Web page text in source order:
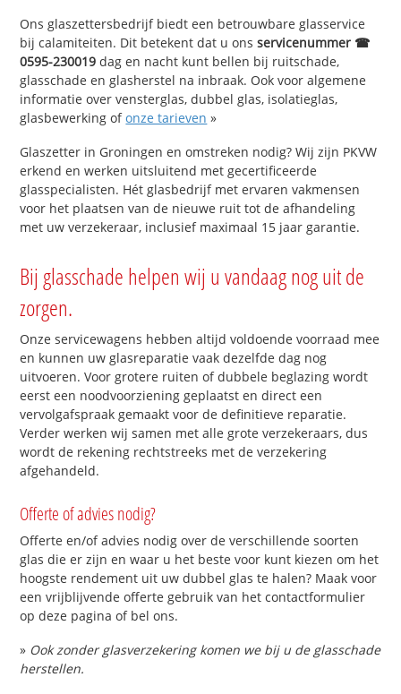
Ons glaszettersbedrijf biedt een betrouwbare glasservice
bij calamiteiten. Dit betekent dat u onsservicenummer ☎
0595-230019 dag en nacht kunt bellen bij ruitschade,
glasschade en glasherstel na inbraak. Ook voor algemene
informatie over vensterglas, dubbel glas, isolatieglas,
glasbewerking ofonze tarieven »
Glaszetter in Groningen en omstreken nodig? Wij zijn PKVW
erkend en werken uitsluitend met gecertificeerde
glasspecialisten. Hét glasbedrijf met ervaren vakmensen
voor het plaatsen van de nieuwe ruit tot de afhandeling
met uw verzekeraar, inclusief maximaal 15 jaar garantie.
Bij glasschade helpen wij u vandaag nog uit de
zorgen.
Onze servicewagens hebben altijd voldoende voorraad mee
en kunnen uw glasreparatie vaak dezelfde dag nog
uitvoeren. Voor grotere ruiten of dubbele beglazing wordt
eerst een noodvoorziening geplaatst en direct een
vervolgafspraak gemaakt voor de definitieve reparatie.
Verder werken wij samen met alle grote verzekeraars, dus
wordt de rekening rechtstreeks met de verzekering
afgehandeld.
Offerte of advies nodig?
Offerte en/of advies nodig over de verschillende soorten
glas die er zijn en waar u het beste voor kunt kiezen om het
hoogste rendement uit uw dubbel glas te halen? Maak voor
een vrijblijvende offerte gebruik van het contactformulier
op deze pagina of bel ons.
» Ook zonder glasverzekering komen we bij u de glasschade
herstellen.